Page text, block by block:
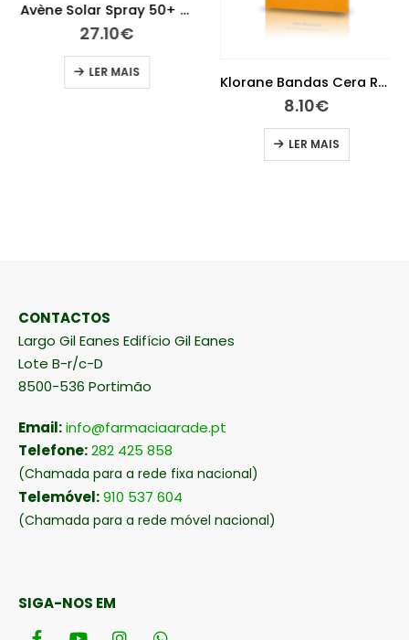
Avène Solar Spray 50+ 200 ml
27.10€
LER MAIS
Klorane Bandas Cera Rosto X 6
8.10€
LER MAIS
CONTACTOS
Largo Gil Eanes Edifício Gil Eanes
Lote B-r/c-D
Email: info@farmaciaarade.pt
Telefone: 282 425 858
(Chamada para a rede fixa nacional)
Telemóvel:910 537 604